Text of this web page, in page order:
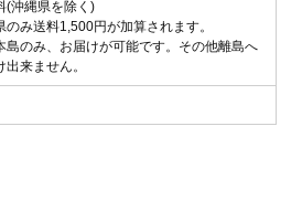
(沖縄県を除く)
み送料1,500円が加算されます。
島のみ、お届けが可能です。その他離島へ
出来ません。